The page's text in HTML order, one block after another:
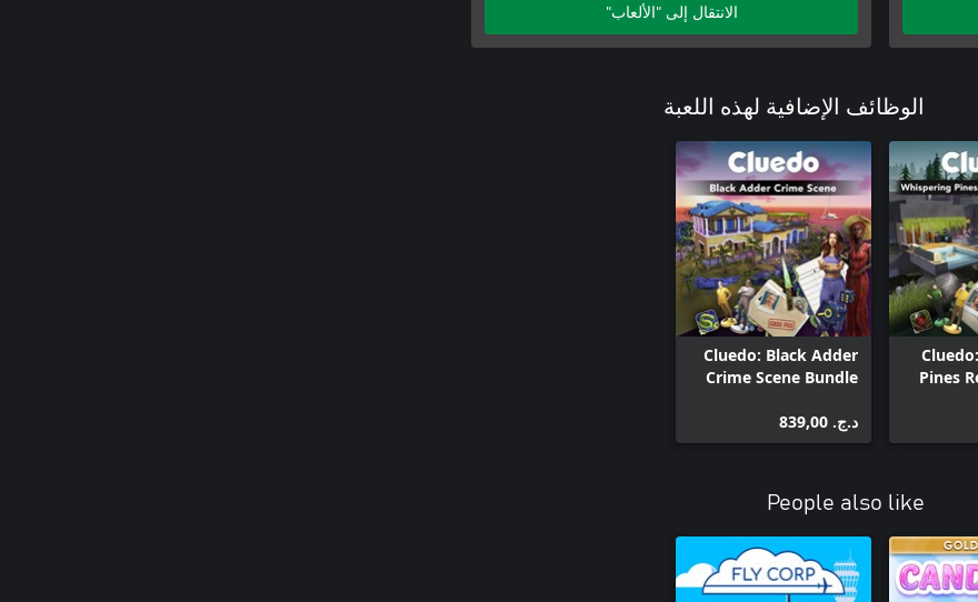
الانتقال إلى "الألعاب"
الوظائف الإضافية لهذه اللعبة
Pines
Cluedo: Black Adder
Crime Scene Bundle
د.ج.‏ 839,00
People also like